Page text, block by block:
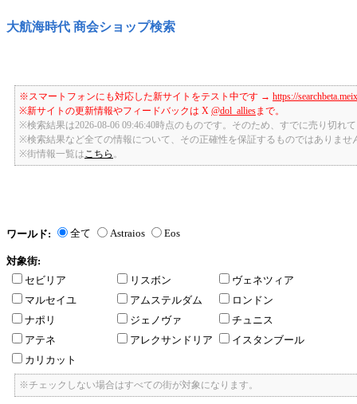
大航海時代 商会ショップ検索
※スマートフォンにも対応した新サイトをテスト中です → https://
※新サイトの更新情報やフィードバックは X @dol_alliesまで。
※検索結果は2026-08-06 09:46:40時点のものです。そのため、すでに売り切れ
※検索結果など全ての情報について、その正確性を保証するものではありませ
※街情報一覧は こちら
ワールド: 全て Astraios Eos
対象街:
セビリア
リスボン
ヴェネツィア
マルセイユ
アムステルダム
ロンドン
ナポリ
ジェノヴァ
チュニス
アテネ
アレクサンドリア
イスタンブール
カリカット
※チェックしない場合はすべての街が対象になります。